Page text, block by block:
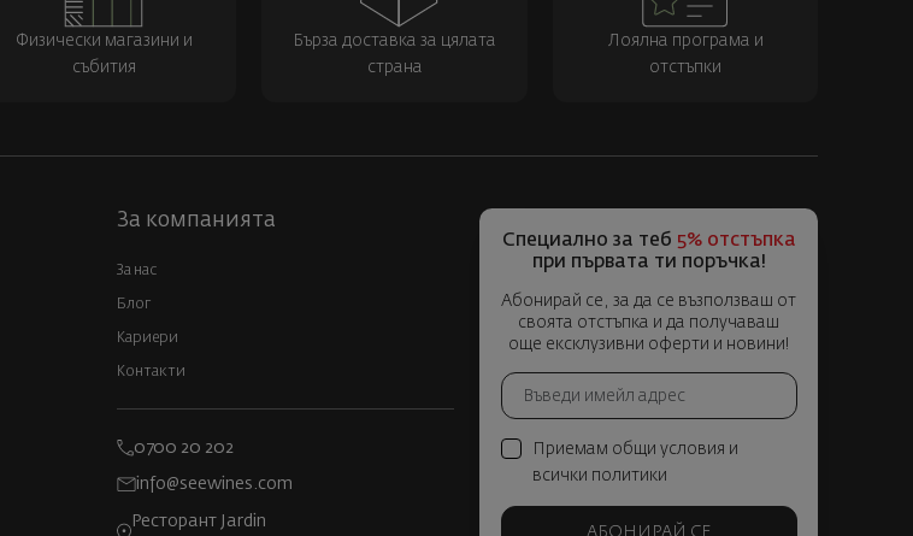
Физически магазини и
събития
Бърза доставка за цялата
страна
Лоялна програма и
отстъпки
За компанията
За нас
Блог
Кариери
Контакти
0700 20 202
info@seewines.com
Ресторант Jardin
Специално за теб 5% отстъпка
при първата ти поръчка!
Абонирай се, за да се възползваш от
своята отстъпка и да получаваш
още ексклузивни оферти и новини!
Приемам общи условия и
всички политики
АБОНИРАЙ СЕ